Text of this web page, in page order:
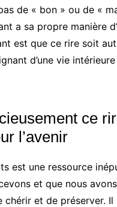
de « bon » ou de «
a sa propre manière
est que ce rire soit
d’une vie
ce
l’avenir
est une ressource
et que nous
et de préserver. Il